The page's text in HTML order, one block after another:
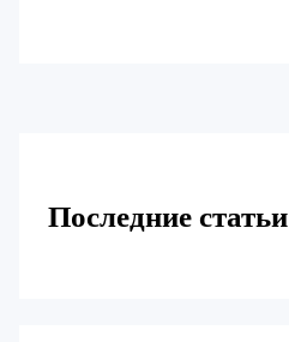
Последние статьи